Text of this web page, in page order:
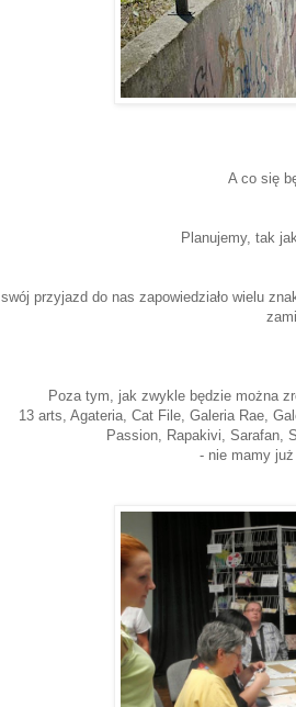
A co się
Planujemy, tak
swój przyjazd do nas zapowiedziało wielu
Poza tym, jak zwykle będzie można
13 arts, Agateria, Cat File, Galeria Rae,
Passion, Rapakivi, Sarafan,
- nie mamy